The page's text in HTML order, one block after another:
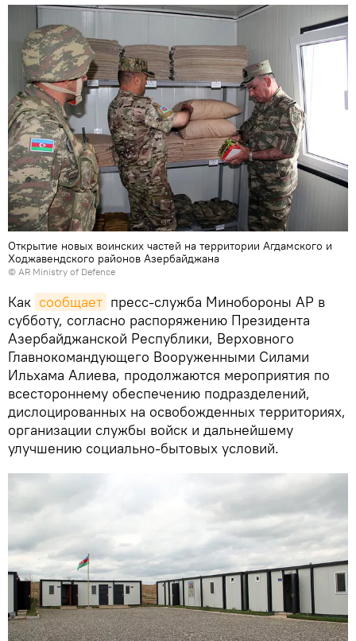
Открытие новых воинских частей на территории Агдамского и
Ходжавендского районов Азербайджана
© AR Ministry of Defence
Как сообщает пресс-служба Минобороны АР в
субботу, согласно распоряжению Президента
Азербайджанской Республики, Верховного
Главнокомандующего Вооруженными Силами
Ильхама Алиева, продолжаются мероприятия по
всестороннему обеспечению подразделений,
дислоцированных на освобожденных территориях,
организации службы войск и дальнейшему
улучшению социально-бытовых условий.